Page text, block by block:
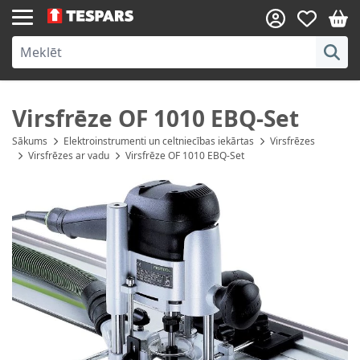
Skip to Content
Virsfrēze OF 1010 EBQ-Set
Sākums Elektroinstrumenti un celtniecības iekārtas
Virsfrēzes
Virsfrēzes ar vadu
Virsfrēze OF 1010 EBQ-Set